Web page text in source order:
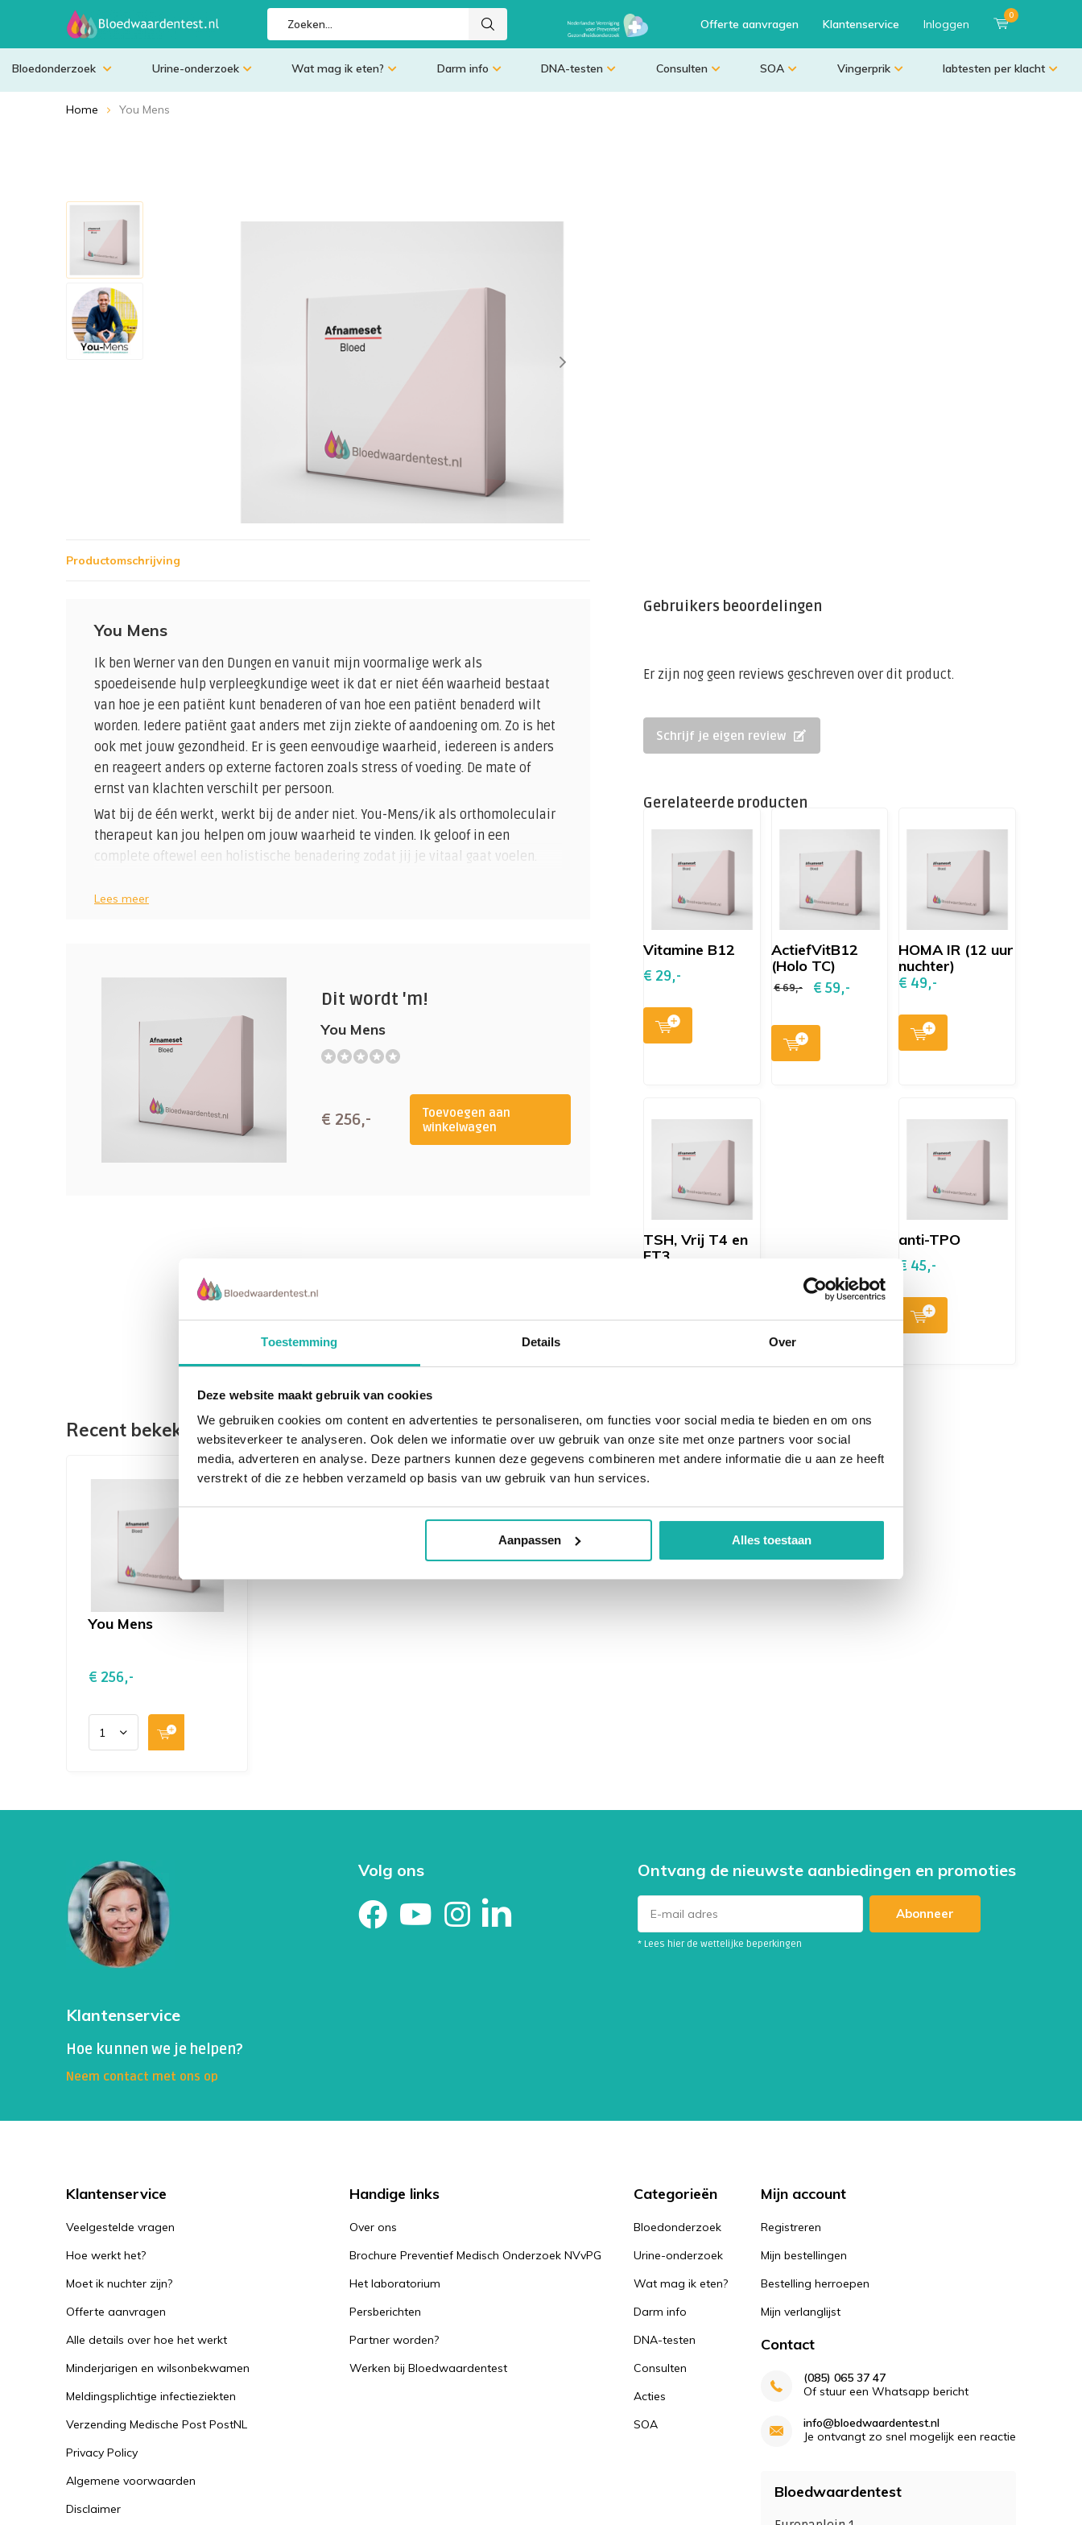
Toestemming Details Over
Deze website maakt gebruik van cookies
We gebruiken cookies om content en advertenties te personaliseren, om functies voor social media te bieden en om ons
websiteverkeer te analyseren. Ook delen we informatie over uw gebruik van onze site met onze partners voor social
media, adverteren en analyse. Deze partners kunnen deze gegevens combineren met andere informatie die u aan ze heeft
verstrekt of die ze hebben verzameld op basis van uw gebruik van hun services.
Aanpassen Alles toestaan
Offerte aanvragen Klantenservice Inloggen
0
Bloedonderzoek Urine-onderzoek Wat mag ik eten? Darm info DNA-testen Consulten SOA Vingerprik labtesten per klacht
Home You Mens
Productomschrijving
You Mens
Ik ben Werner van den Dungen en vanuit mijn voormalige werk als
spoedeisende hulp verpleegkundige weet ik dat er niet één waarheid bestaat
van hoe je een patiënt kunt benaderen of van hoe een patiënt benaderd wilt
worden. Iedere patiënt gaat anders met zijn ziekte of aandoening om. Zo is het
ook met jouw gezondheid. Er is geen eenvoudige waarheid, iedereen is anders
en reageert anders op externe factoren zoals stress of voeding. De mate of
ernst van klachten verschilt per persoon.
Wat bij de één werkt, werkt bij de ander niet. You-Mens/ik als orthomoleculair
therapeut kan jou helpen om jouw waarheid te vinden. Ik geloof in een
complete oftewel een holistische benadering zodat jij je vitaal gaat voelen.
gezondheid te bepalen en te combineren met de orthomoleculaire therapie.
Onderstaande test geeft inzicht in je algehele gezondheid, zoals ontstekingen,
glucosehuishouding, lever- en alvleesklierwerking, vetstofwisseling,
belangrijke vitaminestatus en hormoonhuishouding.
Gamma GT
Cholesterol totaal (HDL, LDL, Triglyceriden)
Vitamine D (25 OH)
Vrij testosteron (ISSAM berekening)
* B12 en holo-TC alleen zinvol indien er minimaal 3 maanden geen B12
suppletie is ingenomen of andere B12 toevoegingen.
Lees meer
Dit wordt 'm!
You Mens
(0)
€ 256,-
Toevoegen aan
winkelwagen
Gebruikers beoordelingen
Er zijn nog geen reviews geschreven over dit product.
Schrijf je eigen review
Gerelateerde producten
Vitamine B12
€ 29,-
ActiefVitB12
(Holo TC)
€ 69,- € 59,-
HOMA IR (12 uur
nuchter)
€ 49,-
TSH, Vrij T4 en
FT3
anti-TPO
€ 45,-
Recent bekeken
You Mens
€ 256,-
Klantenservice
Hoe kunnen we je helpen?
Neem contact met ons op
Volg ons Ontvang de nieuwste aanbiedingen en promoties
Abonneer
* Lees hier de wettelijke beperkingen
Klantenservice
Veelgestelde vragen
Hoe werkt het?
Moet ik nuchter zijn?
Offerte aanvragen
Alle details over hoe het werkt
Minderjarigen en wilsonbekwamen
Meldingsplichtige infectieziekten
Verzending Medische Post PostNL
Privacy Policy
Algemene voorwaarden
Disclaimer
Handige links
Over ons
Brochure Preventief Medisch Onderzoek NVvPG
Het laboratorium
Persberichten
Partner worden?
Werken bij Bloedwaardentest
Categorieën
Bloedonderzoek
Urine-onderzoek
Wat mag ik eten?
Darm info
DNA-testen
Consulten
Acties
SOA
Mijn account
Registreren
Mijn bestellingen
Bestelling herroepen
Mijn verlanglijst
Contact
(085) 065 37 47
Of stuur een Whatsapp bericht
info@bloedwaardentest.nl
Je ontvangt zo snel mogelijk een reactie
Bloedwaardentest